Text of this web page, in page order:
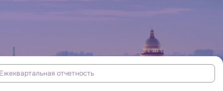
отчетность